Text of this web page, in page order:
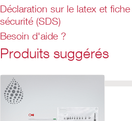
d'hydratation crée un
permet non seulement
aussi d'assurer une
pour une expérience de
possible.
Caractéristiques
contre les bactéries situées dans les
méat urinaire, et aide à réduire le
bactéries dans les voies urinaires.
La gaine protectrice permet de saisir
constitue une barrière pour empécher
Déclaration sur le latex et
sécurité (SDS)
Besoin d'aide ?
Produits suggérés